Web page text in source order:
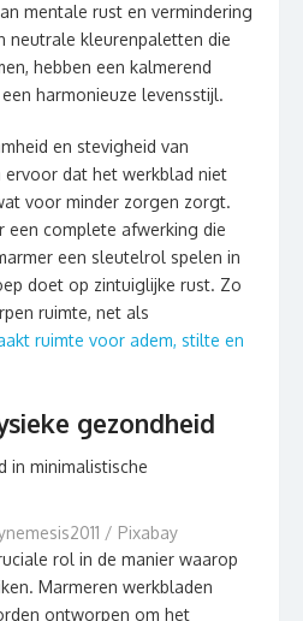
mentale rust en vermindering
neutrale kleurenpaletten die
hebben een kalmerend
harmonieuze levensstijl.
en stevigheid van
ervoor dat het werkblad niet
voor minder zorgen zorgt.
een complete afwerking die
een sleutelrol spelen in
doet op zintuiglijke rust. Zo
ruimte, net als
ruimte voor adem, stilte en
gezondheid
/ Pixabay
rol in de manier waarop
Marmeren werkbladen
ontworpen om het